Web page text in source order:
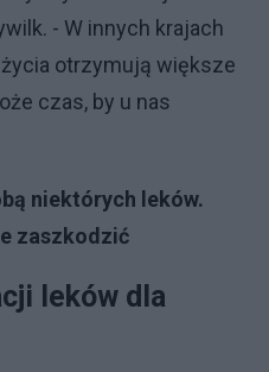
- W innych krajach
otrzymują większe
czas, by u nas
niektórych leków.
zaszkodzić
leków dla